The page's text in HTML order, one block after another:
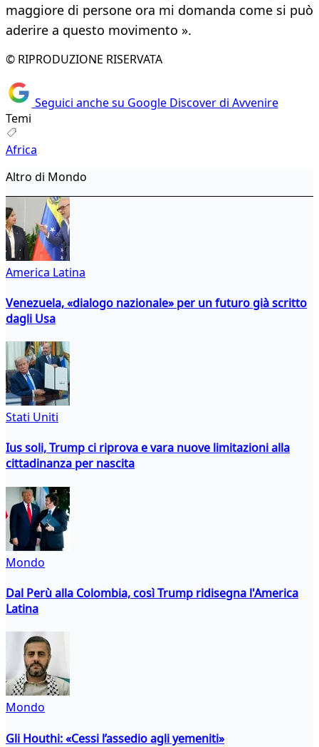
maggiore di persone ora mi domanda come si può
aderire a questo movimento ».
© RIPRODUZIONE RISERVATA
Seguici anche su Google Discover di Avvenire
Temi
Africa
Altro di Mondo
America Latina
Venezuela, «dialogo nazionale» per un futuro già scritto
dagli Usa
Stati Uniti
Ius soli, Trump ci riprova e vara nuove limitazioni alla
cittadinanza per nascita
Mondo
Dal Perù alla Colombia, così Trump ridisegna l'America
Latina
Mondo
Gli Houthi: «Cessi l’assedio agli yemeniti»